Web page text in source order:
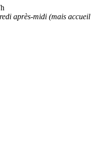
après-midi (mais accueil